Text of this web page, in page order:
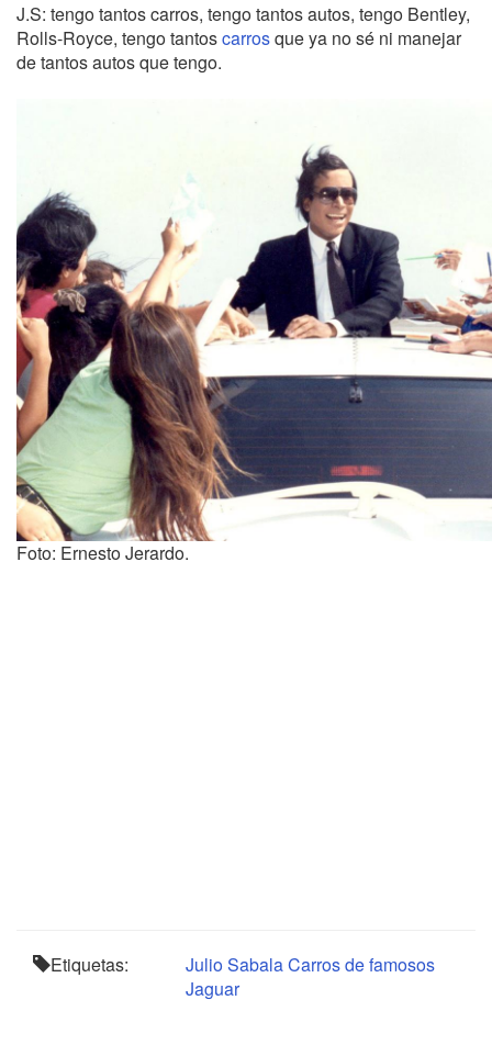
J.S: tengo tantos carros, tengo tantos autos, tengo Bentley,
Rolls-Royce, tengo tantoscarrosque ya no sé ni manejar
de tantos autos que tengo.
Foto: Ernesto Jerardo.
Etiquetas: Julio SabalaCarros de famosos
Jaguar